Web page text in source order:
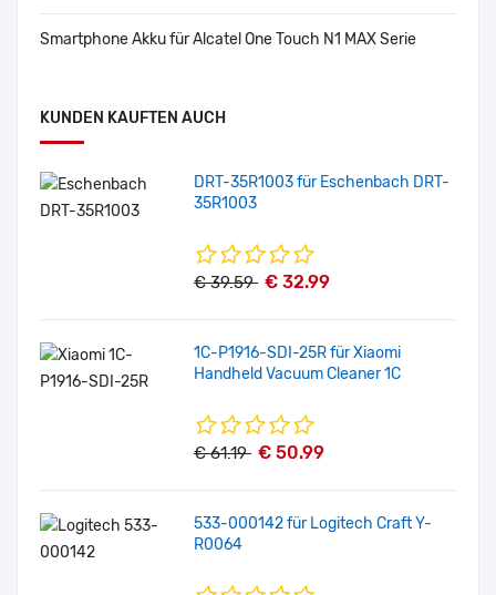
Smartphone Akku für Alcatel One Touch N1 MAX Serie
KUNDEN KAUFTEN AUCH
DRT-35R1003 für Eschenbach DRT-
35R1003
€ 39.59 € 32.99
1C-P1916-SDI-25R für Xiaomi
Handheld Vacuum Cleaner 1C
€ 61.19 € 50.99
533-000142 für Logitech Craft Y-
R0064